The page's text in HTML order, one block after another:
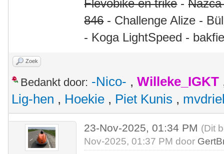
Flevobike en trike-
846- Challenge Alize -
- Koga LightSpeed -
Zoek
Bedankt door: -Nico- , Willeke_IGKT
Lig-hen , Hoekie , Piet Kunis ,
23-Nov-2025, 01:34 PM (Dit
Nov-2025, 01:37 PM door